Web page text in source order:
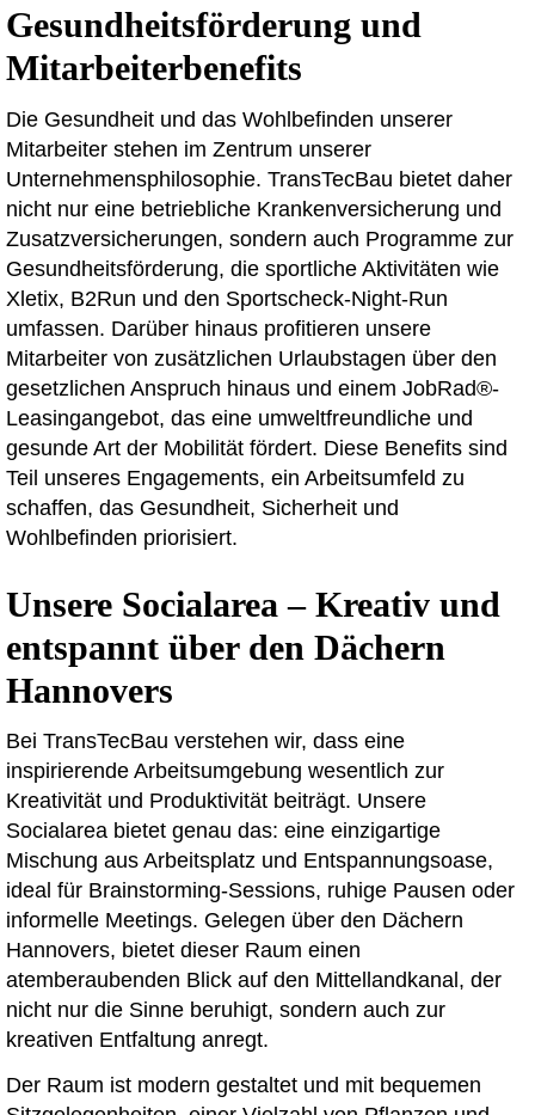
Gesundheitsförderung und
Mitarbeiterbenefits
Die Gesundheit und das Wohlbefinden unserer
Mitarbeiter stehen im Zentrum unserer
Unternehmensphilosophie. TransTecBau bietet daher
nicht nur eine betriebliche Krankenversicherung und
Zusatzversicherungen, sondern auch Programme zur
Gesundheitsförderung, die sportliche Aktivitäten wie
Xletix, B2Run und den Sportscheck-Night-Run
umfassen. Darüber hinaus profitieren unsere
Mitarbeiter von zusätzlichen Urlaubstagen über den
gesetzlichen Anspruch hinaus und einem JobRad®-
Leasingangebot, das eine umweltfreundliche und
gesunde Art der Mobilität fördert. Diese Benefits sind
Teil unseres Engagements, ein Arbeitsumfeld zu
schaffen, das Gesundheit, Sicherheit und
Wohlbefinden priorisiert.
Unsere Socialarea – Kreativ und
entspannt über den Dächern
Hannovers
Bei TransTecBau verstehen wir, dass eine
inspirierende Arbeitsumgebung wesentlich zur
Kreativität und Produktivität beiträgt. Unsere
Socialarea bietet genau das: eine einzigartige
Mischung aus Arbeitsplatz und Entspannungsoase,
ideal für Brainstorming-Sessions, ruhige Pausen oder
informelle Meetings. Gelegen über den Dächern
Hannovers, bietet dieser Raum einen
atemberaubenden Blick auf den Mittellandkanal, der
nicht nur die Sinne beruhigt, sondern auch zur
kreativen Entfaltung anregt.
Der Raum ist modern gestaltet und mit bequemen